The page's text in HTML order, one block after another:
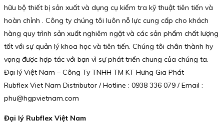
hữu bộ thiết bị sản xuất và dụng cụ kiểm tra kỹ thuật tiên tiến và
hoàn chỉnh . Công ty chúng tôi luôn nỗ lực cung cấp cho khách
hàng quy trình sản xuất nghiêm ngặt và các sản phẩm chất lượng
tốt với sự quản lý khoa học và tiên tiến. Chúng tôi chân thành hy
vọng được hợp tác với bạn vì sự phát triển chung của chúng ta.
Đại lý Việt Nam – Công Ty TNHH TM KT Hưng Gia Phát
Rubflex Viet Nam Distributor / Hotline : 0938 336 079 / Email :
phu@hgpvietnam.com
Đại lý Rubflex Việt Nam